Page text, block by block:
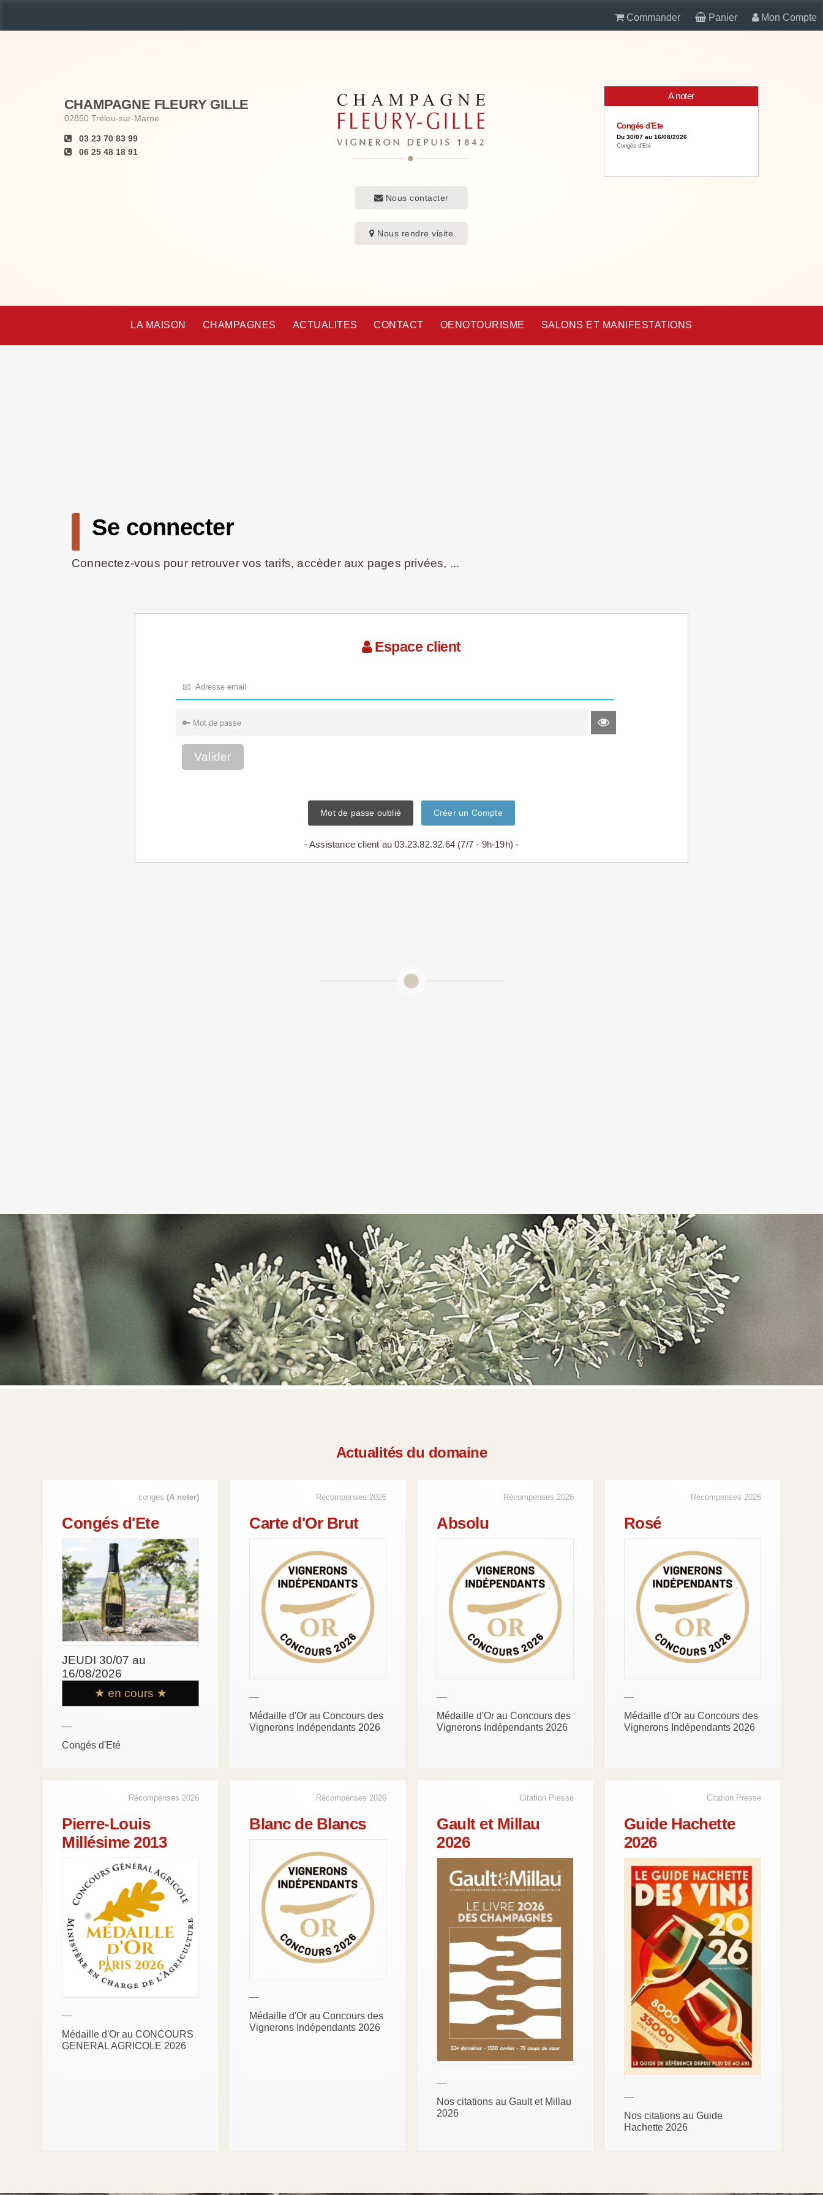
Commander Panier Mon Compte
CHAMPAGNE FLEURY GILLE
02850 Trélou-sur-Marne
03 23 70 83 99
06 25 48 18 91
Nous contacter
Nous rendre visite
A noter
Congés d'Ete
Du 30/07 au 16/08/2026
Congés d'Eté
LA MAISON CHAMPAGNES ACTUALITES CONTACT OENOTOURISME SALONS ET MANIFESTATIONS
Se connecter
Connectez-vous pour retrouver vos tarifs, accèder aux pages privées, ...
Espace client
Valider
Mot de passe oublié Créer un Compte
- Assistance client au 03.23.82.32.64 (7/7 - 9h-19h) -
Actualités du domaine
conges(A noter)
Congés d'Ete
JEUDI 30/07 au
16/08/2026
★ en cours ★
—
Congés d'Eté
Récompenses 2026
Carte d'Or Brut
—
Médaille d'Or au Concours des
Vignerons Indépendants 2026
Récompenses 2026
Absolu
—
Médaille d'Or au Concours des
Vignerons Indépendants 2026
Récompenses 2026
Rosé
—
Médaille d'Or au Concours des
Vignerons Indépendants 2026
Récompenses 2026
Pierre-Louis
Millésime 2013
—
Médaille d'Or au CONCOURS
GENERAL AGRICOLE 2026
Récompenses 2026
Blanc de Blancs
—
Médaille d'Or au Concours des
Vignerons Indépendants 2026
Citation Presse
Gault et Millau
2026
—
Nos citations au Gault et Millau
2026
Citation Presse
Guide Hachette
2026
—
Nos citations au Guide
Hachette 2026